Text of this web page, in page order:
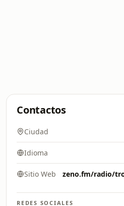
Contactos
Ciudad
Idioma
Sitio Web zeno.fm/radio/
REDES SOCIALES